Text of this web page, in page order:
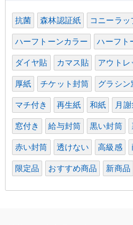
抗菌 森林認証紙 コニーラッ
ハーフトーンカラー ハーフト
ダイヤ貼 カマス貼 アウトレ
厚紙 チケット封筒 グラシン
マチ付き 再生紙 和紙 月謝
窓付き 給与封筒 黒い封筒
赤い封筒 透けない 高級感
限定品 おすすめ商品 新商品